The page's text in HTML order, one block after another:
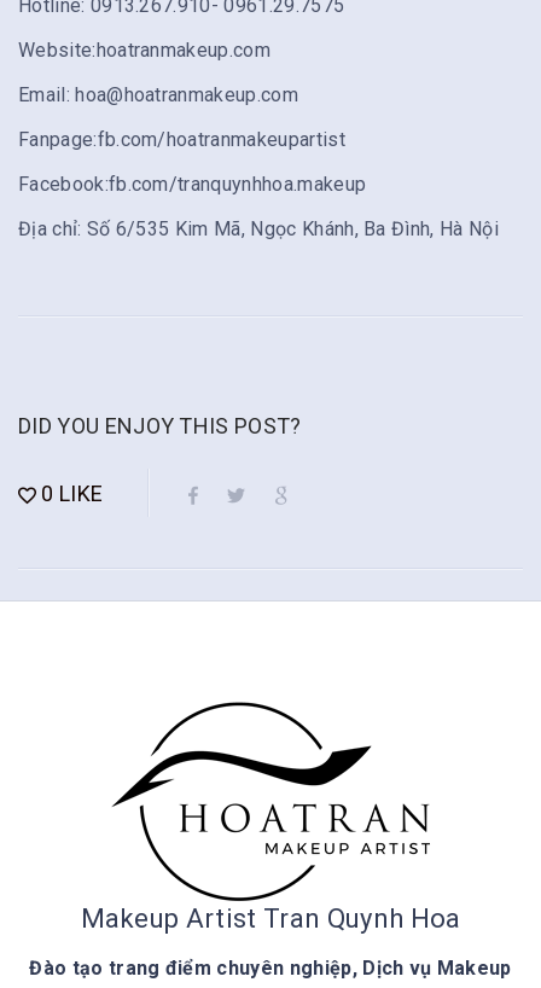
Hotline: 0913.267.910- 0961.29.7575
Website:hoatranmakeup.com
Email:hoa@hoatranmakeup.com
Fanpage:fb.com/hoatranmakeupartist
Facebook:fb.com/tranquynhhoa.makeup
Địa chỉ: Số 6/535 Kim Mã, Ngọc Khánh, Ba Đình, Hà Nội
DID YOU ENJOY THIS POST?
0 LIKE
Makeup Artist Tran Quynh Hoa
Đào tạo trang điểm chuyên nghiệp, Dịch vụ Makeup